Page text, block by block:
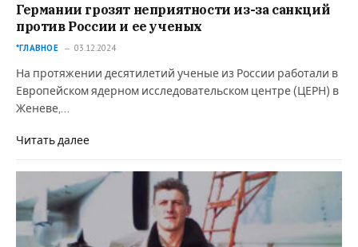
Германии грозят неприятности из-за санкций
против России и ее ученых
*ГЛАВНОЕ 03.12.2024
На протяжении десятилетий ученые из России работали в
Европейском ядерном исследовательском центре (ЦЕРН) в
Женеве,…
Читать далее